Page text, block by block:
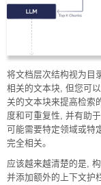
将文档层次结构视为目
相关的文本块, 但您可
关的文本块来提高检索
度和可重复性, 并有助
可能需要特定领域或特
完全相关。
应该越来越清楚的是,
并添加额外的上下文护